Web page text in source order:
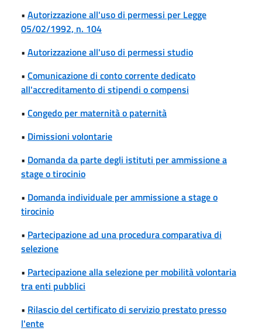
• Autorizzazione all'uso di permessi per Legge
05/02/1992, n. 104
• Autorizzazione all'uso di permessi studio
• Comunicazione di conto corrente dedicato
all'accreditamento di stipendi o compensi
• Congedo per maternità o paternità
• Dimissioni volontarie
• Domanda da parte degli istituti per ammissione a
stage o tirocinio
• Domanda individuale per ammissione a stage o
tirocinio
• Partecipazione ad una procedura comparativa di
selezione
• Partecipazione alla selezione per mobilità volontaria
tra enti pubblici
• Rilascio del certificato di servizio prestato presso
l'ente